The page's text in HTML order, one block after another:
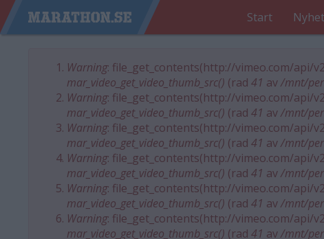
Start
Felmeddelande
Warning: file_get_contents(http://vimeo.com/api/
mar_video_get_video_thumb_src() (rad 41 av/mnt/
Warning: file_get_contents(http://vimeo.com/api/
mar_video_get_video_thumb_src() (rad 41 av/mnt/
Warning: file_get_contents(http://vimeo.com/api/
mar_video_get_video_thumb_src() (rad 41 av/mnt/
Warning: file_get_contents(http://vimeo.com/api/
mar_video_get_video_thumb_src() (rad 41 av/mnt/
Warning: file_get_contents(http://vimeo.com/api/
mar_video_get_video_thumb_src() (rad 41 av/mnt/
Warning: file_get_contents(http://vimeo.com/api/
mar_video_get_video_thumb_src() (rad 41 av/mnt/